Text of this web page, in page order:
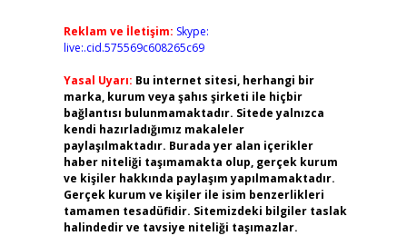
Reklam ve İletişim: Skype:
live:.cid.575569c608265c69
Yasal Uyarı: Bu internet sitesi, herhangi bir
marka, kurum veya şahıs şirketi ile hiçbir
bağlantısı bulunmamaktadır. Sitede yalnızca
kendi hazırladığımız makaleler
paylaşılmaktadır. Burada yer alan içerikler
haber niteliği taşımamakta olup, gerçek kurum
ve kişiler hakkında paylaşım yapılmamaktadır.
Gerçek kurum ve kişiler ile isim benzerlikleri
tamamen tesadüfidir. Sitemizdeki bilgiler taslak
halindedir ve tavsiye niteliği taşımazlar.